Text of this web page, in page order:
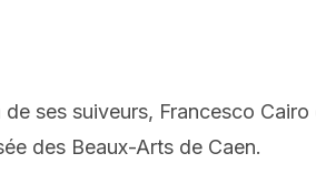
ses suiveurs, Francesco
des Beaux-Arts de Caen.